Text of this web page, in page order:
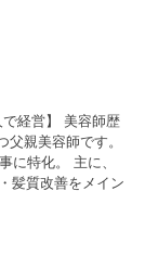
で経営】 美容師歴
父親美容師です。
に特化。 主に、
髪質改善をメイン